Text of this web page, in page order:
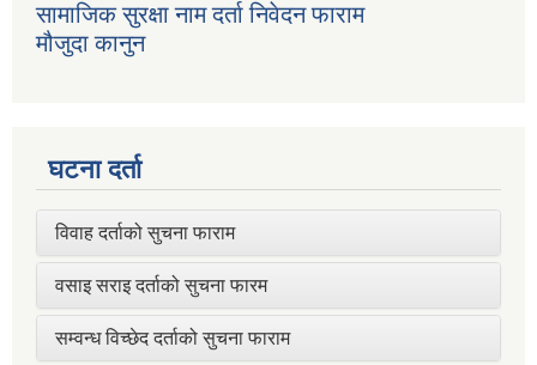
सामाजिक सुरक्षा नाम दर्ता निवेदन फाराम
मौजुदा कानुन
घटना दर्ता
विवाह दर्ताको सुचना फाराम
वसाइ सराइ दर्ताको सुचना फारम
सम्वन्ध विच्छेद दर्ताको सुचना फाराम